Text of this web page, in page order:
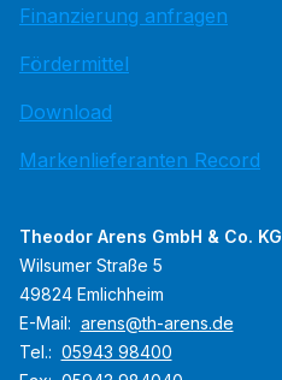
Finanzierung anfragen
Fördermittel
Download
Markenlieferanten Record
Theodor Arens GmbH & Co. KG
Wilsumer Straße 5
49824 Emlichheim
E-Mail: arens@th-arens.de
Tel.: 05943 98400